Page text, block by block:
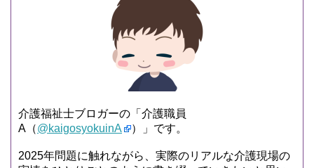
介護福祉士ブロガーの「介護職員
A（@kaigosyokuinA ）」です。
2025年問題に触れながら、実際のリアルな介護現場の